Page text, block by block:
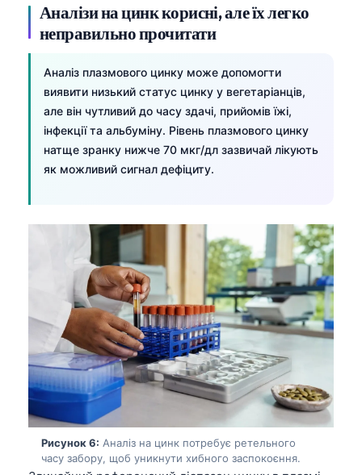
Аналізи на цинк корисні, але їх легко
неправильно прочитати
Аналіз плазмового цинку може допомогти
виявити низький статус цинку у вегетаріанців,
але він чутливий до часу здачі, прийомів їжі,
інфекції та альбуміну. Рівень плазмового цинку
натще зранку нижче 70 мкг/дл зазвичай лікують
як можливий сигнал дефіциту.
Рисунок 6: Аналіз на цинк потребує ретельного
часу забору, щоб уникнути хибного заспокоєння.
Íslenska
Српски језик
Svenska
Bosanski
Azərbaycan dili
Eesti
日本語
Čeština
Русский
Polski
Slovenščina
Magyar
বাংলা
اردو